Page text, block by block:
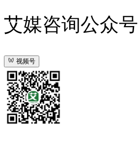
艾媒咨询公众号
视频号